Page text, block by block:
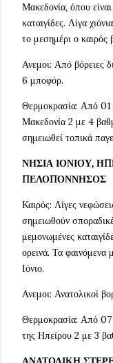
Μακεδονία, όπου
καταιγίδες. Λίγα
το μεσημέρι ο καιρός
Ανεμοι: Από βόρειες
6 μποφόρ.
Θερμοκρασία: Από 01
Μακεδονία 2 με 4
σημειωθεί τοπικά
ΝΗΣΙΑ ΙΟΝΙΟΥ,
ΠΕΛΟΠΟΝΝΗΣΟΣ
Καιρός: Λίγες
σημειωθούν
μεμονωμένες
ορεινά. Τα φαινόμενα
Ιόνιο.
Ανεμοι: Ανατολικοί
Θερμοκρασία: Από 07
της Ηπείρου 2 με 3